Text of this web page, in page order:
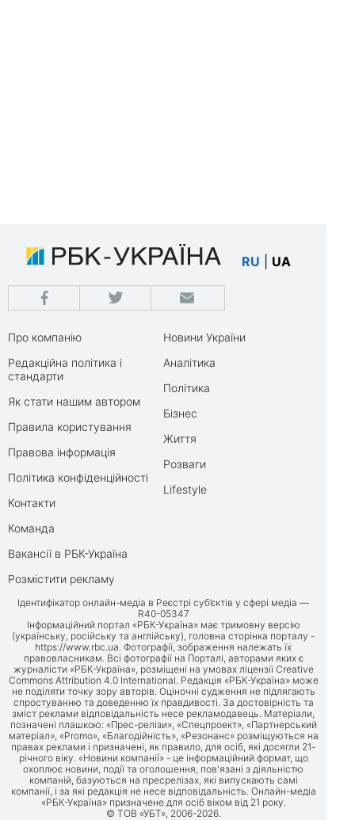
RU UA
Про компанію
Редакційна політика і
стандарти
Як стати нашим автором
Правила користування
Правова інформація
Політика конфіденційності
Контакти
Команда
Вакансії в РБК-Україна
Розмістити рекламу
Новини України
Аналітика
Політика
Бізнес
Життя
Розваги
Lifestyle
Ідентифікатор онлайн-медіа в Реєстрі суб’єктів у сфері медіа —
R40-05347
Інформаційний портал «РБК-Україна» має тримовну версію
(українську, російську та англійську), головна сторінка порталу -
https://www.rbc.ua. Фотографії, зображення належать їх
правовласникам. Всі фотографії на Порталі, авторами яких є
журналісти «РБК-Україна», розміщені на умовах ліцензії Creative
Commons Attribution 4.0 International. Редакція «РБК-Україна» може
не поділяти точку зору авторів. Оціночні судження не підлягають
спростуванню та доведенню їх правдивості. За достовірність та
зміст реклами відповідальність несе рекламодавець. Матеріали,
позначені плашкою: «Прес-релізи», «Спецпроект», «Партнерський
матеріал», «Promo», «Благодійність», «Резонанс» розміщуються на
правах реклами і призначені, як правило, для осіб, які досягли 21-
річного віку. «Новини компанії» - це інформаційний формат, що
охоплює новини, події та оголошення, пов'язані з діяльністю
компаній, базуються на пресрелізах, які випускають самі
компанії, і за які редакція не несе відповідальність. Онлайн-медіа
«РБК-Україна» призначене для осіб віком від 21 року.
© ТОВ «УБТ», 2006-2026.